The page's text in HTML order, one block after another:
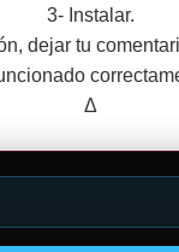
3- Instalar.
dejar tu
Δ